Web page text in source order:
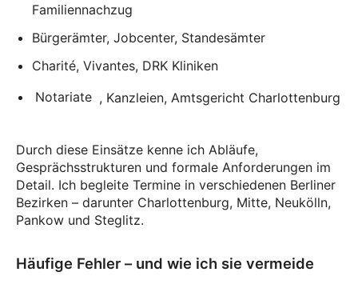
Familiennachzug
Bürgerämter, Jobcenter, Standesämter
Charité, Vivantes, DRK Kliniken
Notariate , Kanzleien, Amtsgericht Charlottenburg
Durch diese Einsätze kenne ich Abläufe,
Gesprächsstrukturen und formale Anforderungen im
Detail. Ich begleite Termine in verschiedenen Berliner
Bezirken – darunter Charlottenburg, Mitte, Neukölln,
Pankow und Steglitz.
Häufige Fehler – und wie ich sie vermeide